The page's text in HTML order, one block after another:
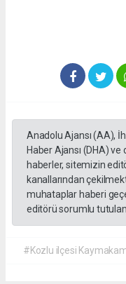
Anadolu Ajansı (AA),
Haber Ajansı (DHA)
haberler, sitemizin
kanallarından
muhataplar haberi
editörü sorumlu
#Kozlu ilçesi